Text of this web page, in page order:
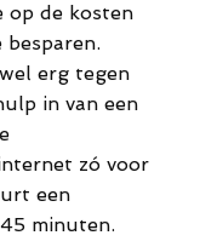
op de kosten
erg tegen
in van een
zó voor
een
minuten.